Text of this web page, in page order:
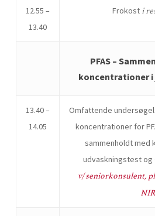
12.55 –
13.40
Frokost i
PFAS –
koncentrationer
13.40 –
14.05
Omfattende
koncentrationer for
sammenholdt med
udvaskningstest
v/ seniorkonsulent,